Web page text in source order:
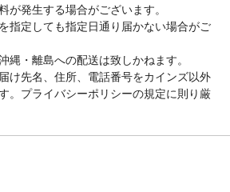
が発生する場合がございます。
指定しても指定日通り届かない場合がご
縄・離島への配送は致しかねます。
け先名、住所、電話番号をカインズ以外
。プライバシーポリシーの規定に則り厳